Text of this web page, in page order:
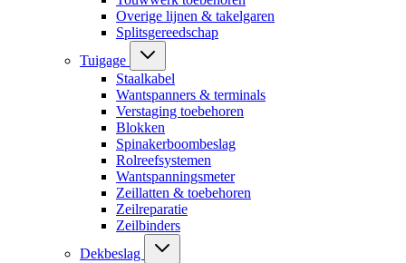
Overige lijnen & takelgaren
Splitsgereedschap
Tuigage
Staalkabel
Wantspanners & terminals
Verstaging toebehoren
Blokken
Spinakerboombeslag
Rolreefsystemen
Wantspanningsmeter
Zeillatten & toebehoren
Zeilreparatie
Zeilbinders
Dekbeslag